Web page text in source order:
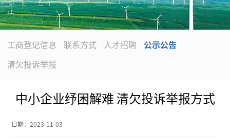
工商登记信息 联系方式 人才招聘
公示公告
清欠投诉举报
中小企业纾困解难 清欠投诉举报方式
日期：2023-11-03